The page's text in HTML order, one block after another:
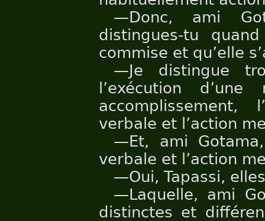
—Donc, ami
distingues-tu
commise et qu’elle
—Je distingue
l’exécution
accomplissement,
verbale et l’action
—Et, ami Gotama,
verbale et l’action
—Oui, Tapassi,
—Laquelle, ami
distinctes et